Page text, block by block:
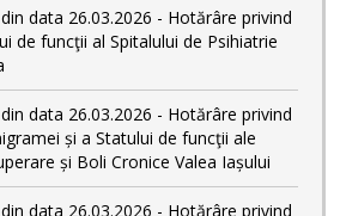
data 26.03.2026 - Hotărâre privind
de funcţii al Spitalului de Psihiatrie
data 26.03.2026 - Hotărâre privind
și a Statului de funcţii ale
și Boli Cronice Valea Iașului
data 26.03.2026 - Hotărâre privind